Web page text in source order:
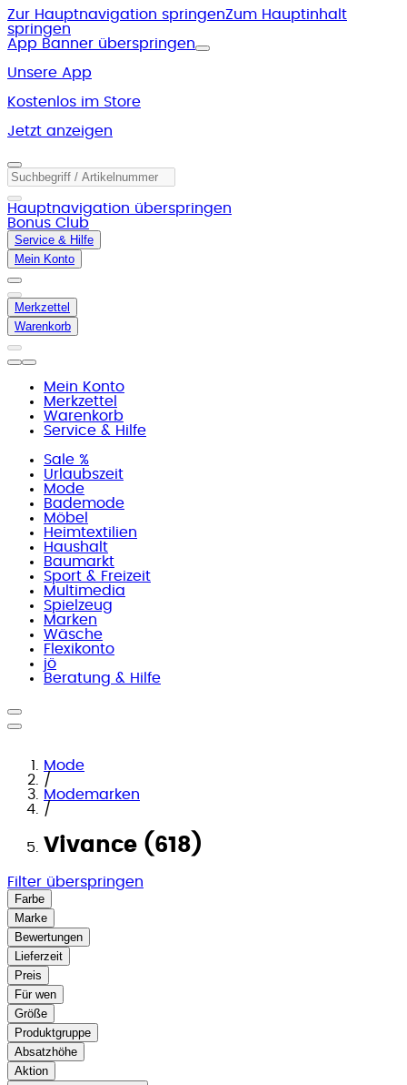
Zur Hauptnavigation springenZum Hauptinhalt
springen
App Banner überspringen
Unsere App
Kostenlos im Store
Jetzt anzeigen
Hauptnavigation überspringen
Bonus Club
Service & Hilfe
Mein Konto
Merkzettel
Warenkorb
Mein Konto
Merkzettel
Warenkorb
Service & Hilfe
Sale %
Urlaubszeit
Mode
Bademode
Möbel
Heimtextilien
Haushalt
Baumarkt
Sport & Freizeit
Multimedia
Spielzeug
Marken
Wäsche
Flexikonto
jö
Beratung & Hilfe
Mode
/
Modemarken
/
Vivance (618)
Filter überspringen
Farbe
Marke
Bewertungen
Lieferzeit
Preis
Für wen
Größe
Produktgruppe
Absatzhöhe
Aktion